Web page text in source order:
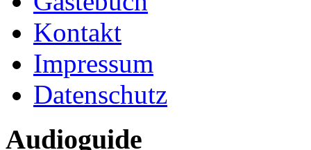
Kontakt
Impressum
Datenschutz
Audioguide